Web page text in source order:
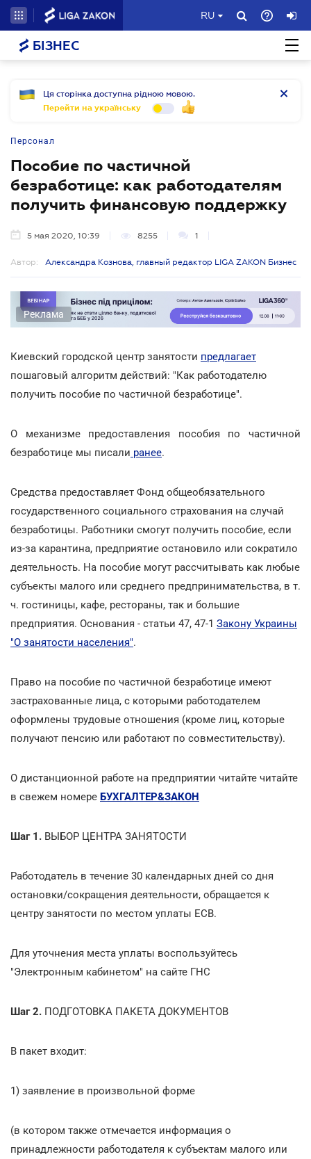
RU
БІЗНЕС
Ця сторінка доступна рідною мовою.
Перейти на українську
Персонал
Пособие по частичной
безработице: как работодателям
получить финансовую поддержку
5 мая 2020, 10:39 8255 1
Автор: Александра Кознова, главный редактор LIGA ZAKON Бизнес
Реклама
Киевский городской центр занятости предлагает
пошаговый алгоритм действий: "Как работодателю
получить пособие по частичной безработице".
О механизме предоставления пособия по частичной
безработице мы писали ранее.
Средства предоставляет Фонд общеобязательного
государственного социального страхования на случай
безработицы. Работники смогут получить пособие, если
из-за карантина, предприятие остановило или сократило
деятельность. На пособие могут рассчитывать как любые
субъекты малого или среднего предпринимательства, в т.
ч. гостиницы, кафе, рестораны, так и большие
предприятия. Основания - статьи 47, 47-1 Закону Украины
"О занятости населения".
Право на пособие по частичной безработице имеют
застрахованные лица, с которыми работодателем
оформлены трудовые отношения (кроме лиц, которые
получают пенсию или работают по совместительству).
О дистанционной работе на предприятии читайте читайте
в свежем номере БУХГАЛТЕР&ЗАКОН
Шаг 1. ВЫБОР ЦЕНТРА ЗАНЯТОСТИ
Работодатель в течение 30 календарных дней со дня
остановки/сокращения деятельности, обращается к
центру занятости по местом уплаты ЕСВ.
Для уточнения места уплаты воспользуйтесь
"Электронным кабинетом" на сайте ГНС
Шаг 2. ПОДГОТОВКА ПАКЕТА ДОКУМЕНТОВ
В пакет входит:
1) заявление в произвольной форме
(в котором также отмечается информация о
принадлежности работодателя к субъектам малого или